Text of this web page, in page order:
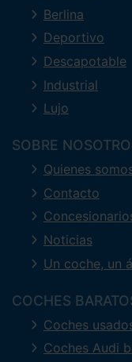
Berlina
Deportivo
Descapotable
Industrial
Lujo
SOBRE
Quienes
Contacto
Noticias
Un coche, un
COCHES
Coches
Coches Audi